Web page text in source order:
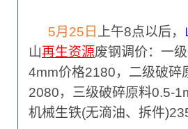
5月25日 上午8点以后，
山再生资源废钢调价：一
4mm价格2180，二级破碎
2080，三级破碎原料0.5-
机械生铁(无滴油、拆件